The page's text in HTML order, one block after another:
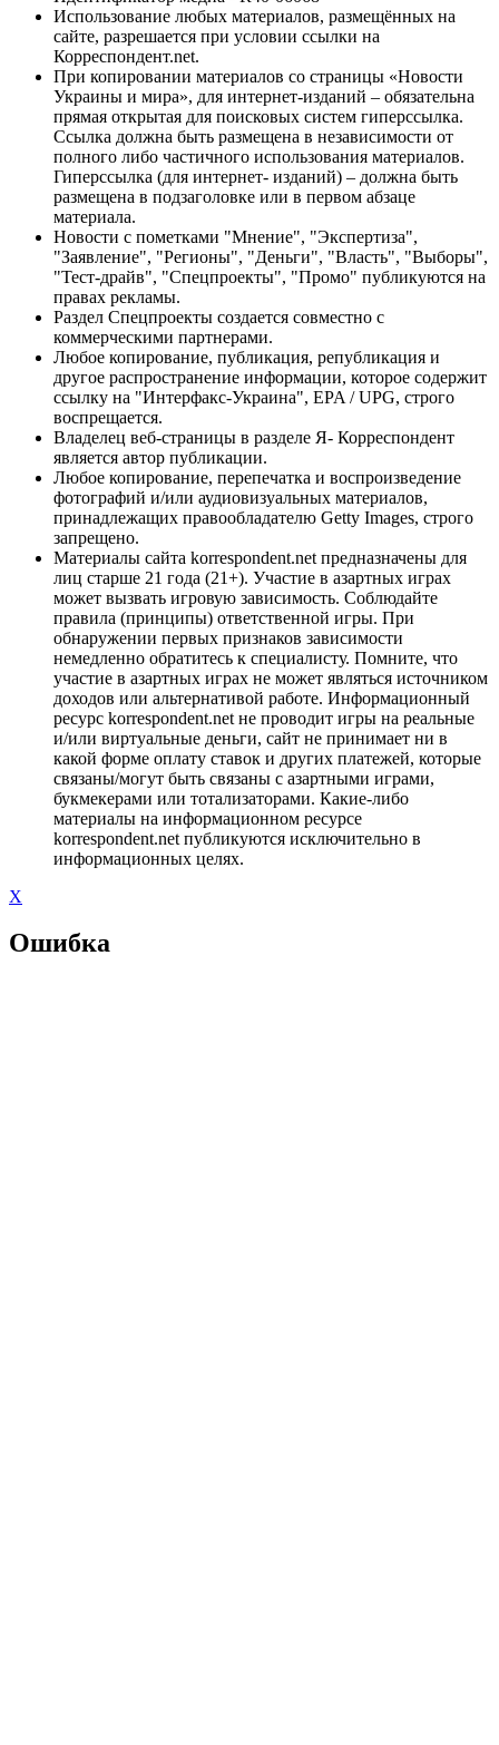
Использование любых материалов, размещённых на
сайте, разрешается при условии ссылки на
Корреспондент.net.
При копировании материалов со страницы «Новости
Украины и мира», для интернет-изданий – обязательна
прямая открытая для поисковых систем гиперссылка.
Ссылка должна быть размещена в независимости от
полного либо частичного использования материалов.
Гиперссылка (для интернет- изданий) – должна быть
размещена в подзаголовке или в первом абзаце
материала.
Новости с пометками "Мнение", "Экспертиза",
"Заявление", "Регионы", "Деньги", "Власть", "Выборы",
"Тест-драйв", "Спецпроекты", "Промо" публикуются на
правах рекламы.
Раздел Спецпроекты создается совместно с
коммерческими партнерами.
Любое копирование, публикация, републикация и
другое распространение информации, которое содержит
ссылку на "Интерфакс-Украина", EPA / UPG, строго
воспрещается.
Владелец веб-страницы в разделе Я- Корреспондент
является автор публикации.
Любое копирование, перепечатка и воспроизведение
фотографий и/или аудиовизуальных материалов,
принадлежащих правообладателю Getty Images, строго
запрещено.
Материалы сайта korrespondent.net предназначены для
лиц старше 21 года (21+). Участие в азартных играх
может вызвать игровую зависимость. Соблюдайте
правила (принципы) ответственной игры. При
обнаружении первых признаков зависимости
немедленно обратитесь к специалисту. Помните, что
участие в азартных играх не может являться источником
доходов или альтернативой работе. Информационный
ресурс korrespondent.net не проводит игры на реальные
и/или виртуальные деньги, сайт не принимает ни в
какой форме оплату ставок и других платежей, которые
связаны/могут быть связаны с азартными играми,
букмекерами или тотализаторами. Какие-либо
материалы на информационном ресурсе
korrespondent.net публикуются исключительно в
информационных целях.
X
Ошибка